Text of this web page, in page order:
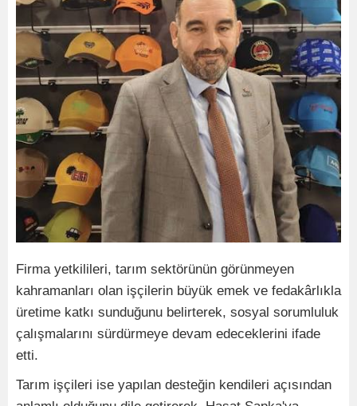
Firma yetkilileri, tarım sektörünün görünmeyen
kahramanları olan işçilerin büyük emek ve fedakârlıkla
üretime katkı sunduğunu belirterek, sosyal sorumluluk
çalışmalarını sürdürmeye devam edeceklerini ifade
etti.
Tarım işçileri ise yapılan desteğin kendileri açısından